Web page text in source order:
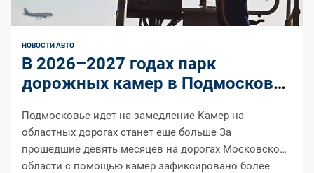
НОВОСТИ АВТО
В 2026–2027 годах парк
дорожных камер в Подмосковье
Подмосковье идет на замедление Камер на
областных дорогах станет еще больше За
прошедшие девять месяцев на дорогах Московской
области с помощью камер зафиксировано более